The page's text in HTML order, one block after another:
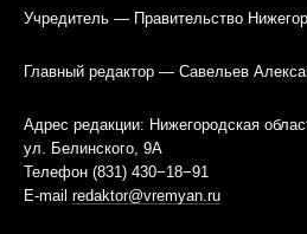
Учредитель — Правительство
Главный редактор — Савельев
Адрес редакции: Нижегородская
ул. Белинского, 9А
Телефон (831) 430−18−91
E-mail redaktor@vremyan.ru